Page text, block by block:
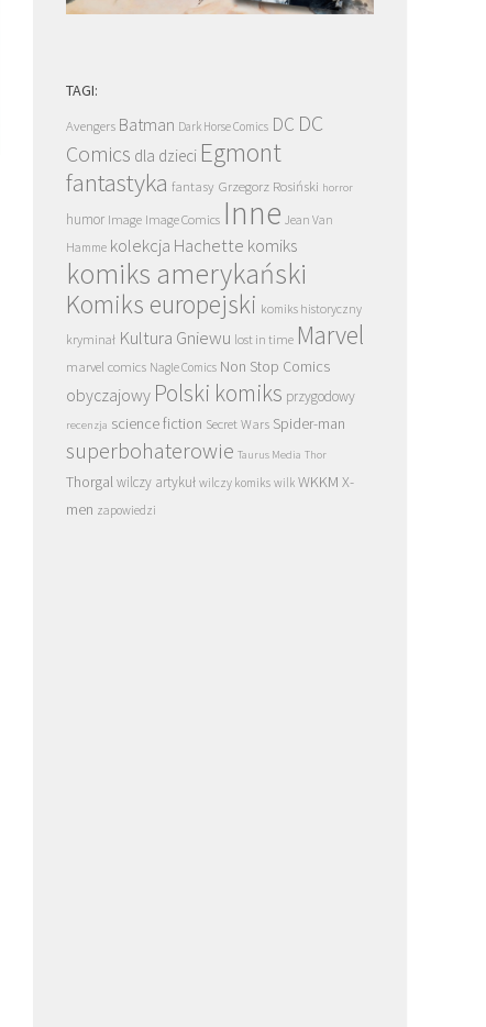
TAGI:
Avengers Batman Dark Horse Comics DC DC
Comics dla dzieci Egmont
fantastyka fantasy Grzegorz Rosiński horror
humor Image Image Comics Inne Jean Van
Hamme kolekcja Hachette komiks
komiks amerykański
Komiks europejski komiks historyczny
kryminał Kultura Gniewu lost in time Marvel
marvel comics Nagle Comics Non Stop Comics
obyczajowy Polski komiks przygodowy
recenzja science fiction Secret Wars Spider-man
superbohaterowie Taurus Media Thor
Thorgalwilczy artykuł wilczy komiks wilk WKKM X-
men zapowiedzi